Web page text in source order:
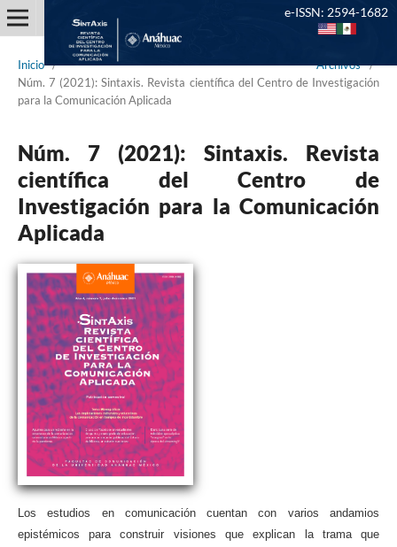
Inicio / Archivos /
Núm. 7 (2021): Sintaxis. Revista científica del Centro de Investigación
para la Comunicación Aplicada
Núm. 7 (2021): Sintaxis. Revista
científica del Centro de
Investigación para la Comunicación
Aplicada
Los estudios en comunicación cuentan con varios andamios
epistémicos para construir visiones que explican la trama que
e-ISSN: 2594-1682